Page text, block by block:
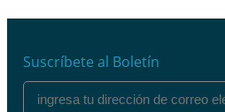
Suscríbete al Boletín